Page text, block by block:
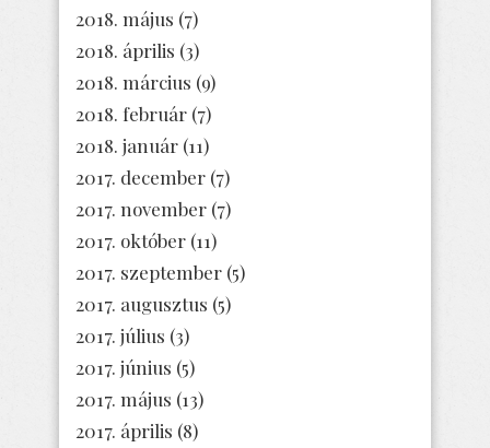
2018. május (7)
2018. április (3)
2018. március (9)
2018. február (7)
2018. január (11)
2017. december (7)
2017. november (7)
2017. október (11)
2017. szeptember (5)
2017. augusztus (5)
2017. július (3)
2017. június (5)
2017. május (13)
2017. április (8)